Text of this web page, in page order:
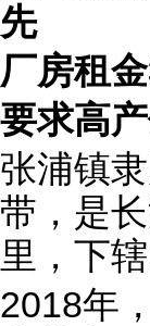
先
厂房租
要求高
张浦镇
带，是
里，下
2018年